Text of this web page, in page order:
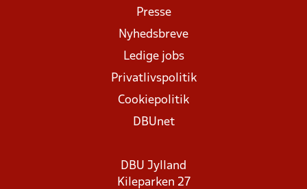
Presse
Nyhedsbreve
Ledige jobs
Privatlivspolitik
Cookiepolitik
DBUnet
DBU Jylland
Kileparken 27